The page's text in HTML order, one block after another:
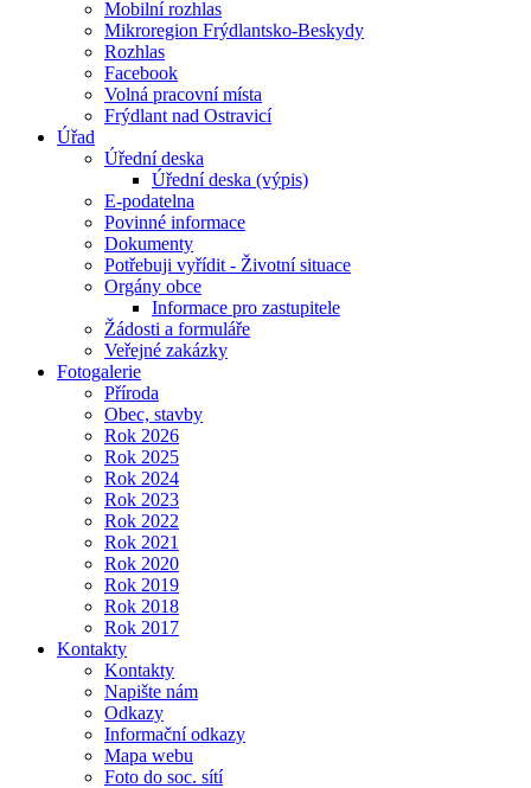
Mobilní rozhlas
Mikroregion Frýdlantsko-Beskydy
Rozhlas
Facebook
Volná pracovní místa
Frýdlant nad Ostravicí
Úřad
Úřední deska
Úřední deska (výpis)
E-podatelna
Povinné informace
Dokumenty
Potřebuji vyřídit - Životní situace
Orgány obce
Informace pro zastupitele
Žádosti a formuláře
Veřejné zakázky
Fotogalerie
Příroda
Obec, stavby
Rok 2026
Rok 2025
Rok 2024
Rok 2023
Rok 2022
Rok 2021
Rok 2020
Rok 2019
Rok 2018
Rok 2017
Kontakty
Kontakty
Napište nám
Odkazy
Informační odkazy
Mapa webu
Foto do soc. sítí